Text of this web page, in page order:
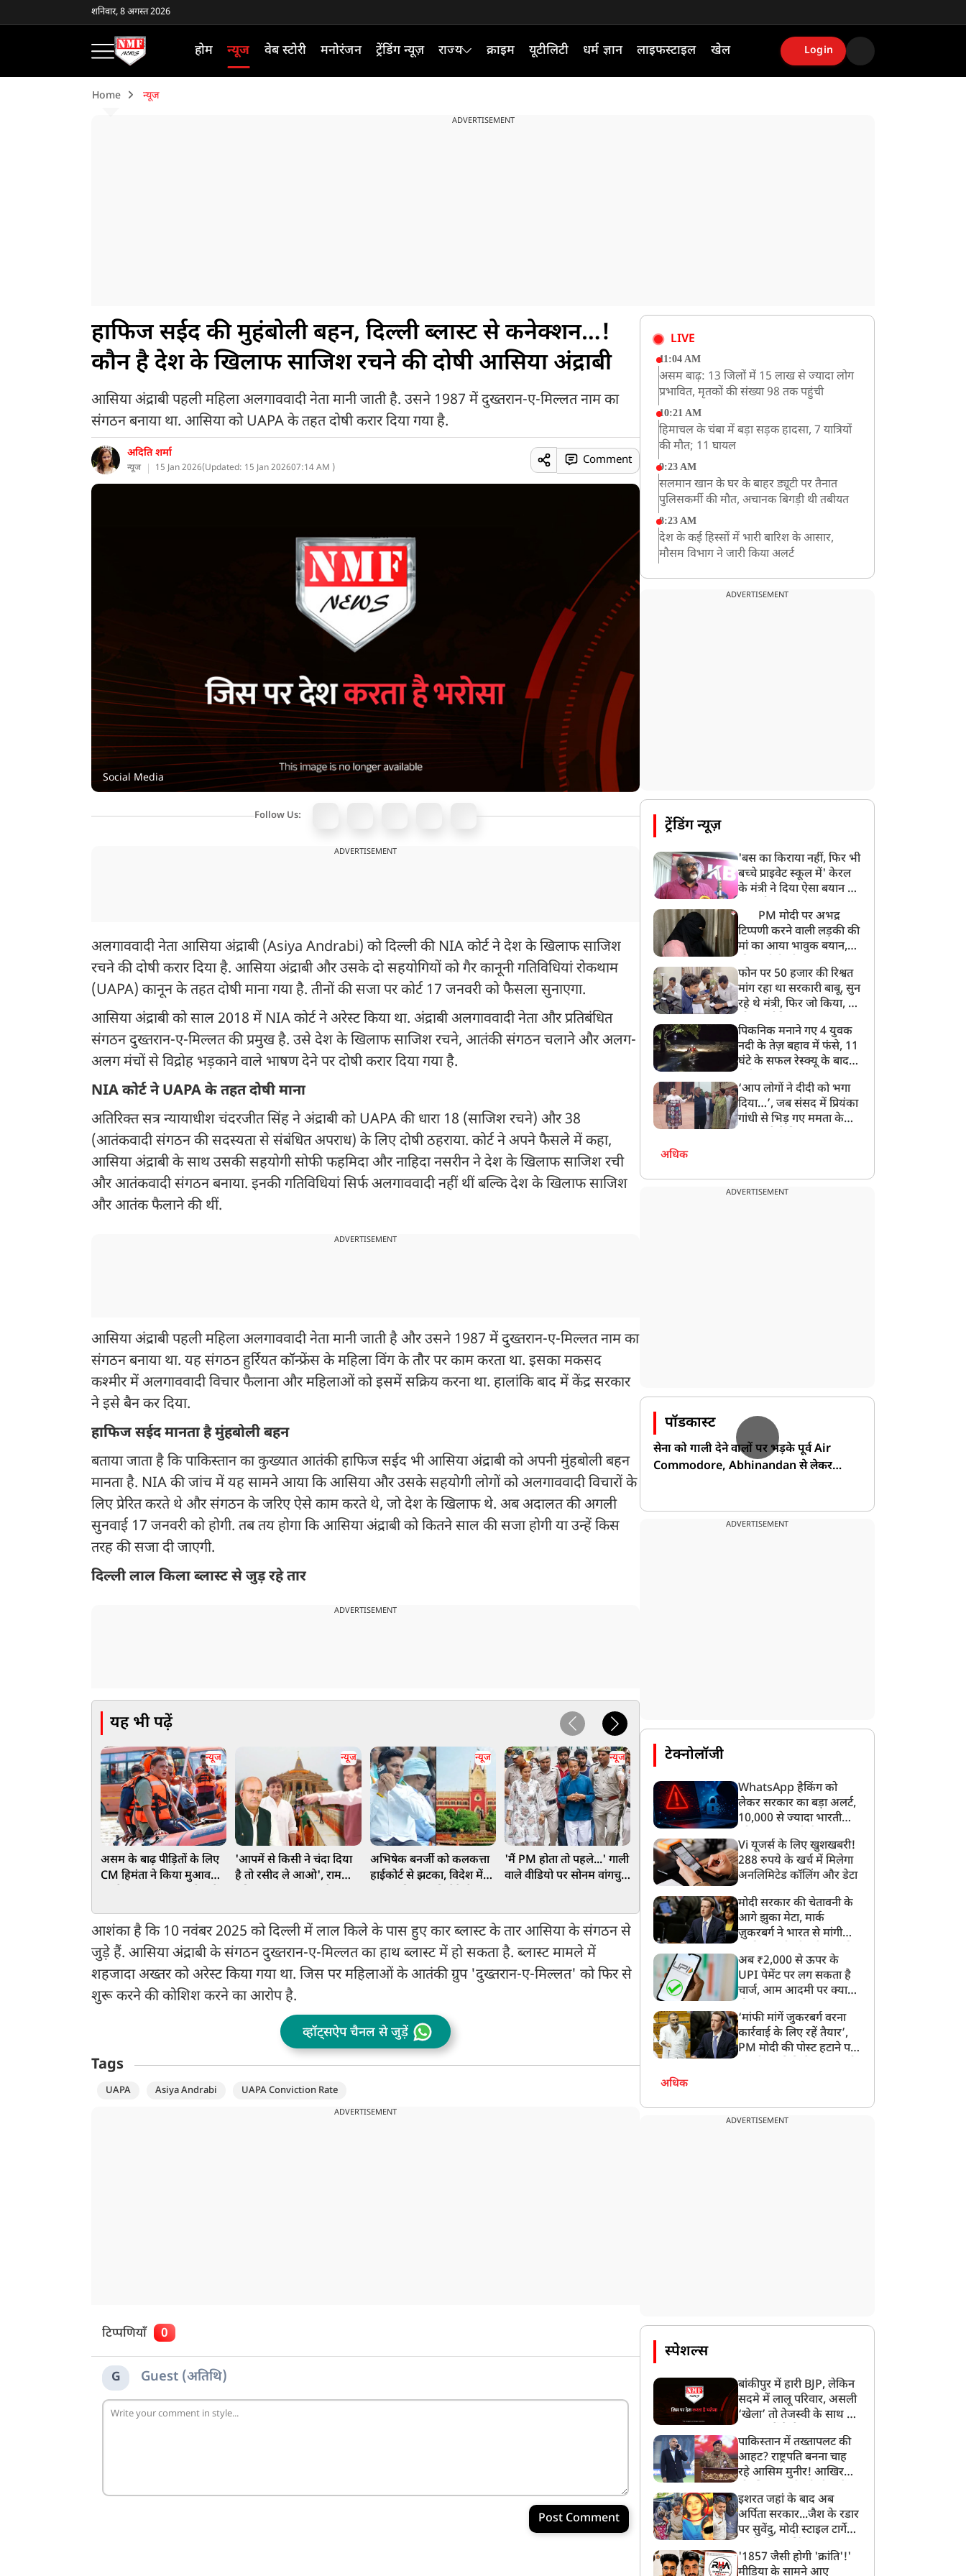
शनिवार, 8 अगस्त 2026
होम न्यूज वेब स्टोरी मनोरंजन ट्रेंडिंग न्यूज़ राज्य क्राइम यूटीलिटी धर्म ज्ञान लाइफस्टाइल खेल Login
Home न्यूज
ADVERTISEMENT
हाफिज सईद की मुहंबोली बहन, दिल्ली ब्लास्ट से कनेक्शन…!
कौन है देश के खिलाफ साजिश रचने की दोषी आसिया अंद्राबी
आसिया अंद्राबी पहली महिला अलगाववादी नेता मानी जाती है. उसने 1987 में दुख्तरान-ए-मिल्लत नाम का
संगठन बनाया था. आसिया को UAPA के तहत दोषी करार दिया गया है.
अदिति शर्मा
न्यूज 15 Jan 2026(Updated: 15 Jan 202607:14 AM )
Comment
Social Media
Follow Us:
ADVERTISEMENT
अलगाववादी नेता आसिया अंद्राबी (Asiya Andrabi) को दिल्ली की NIA कोर्ट ने देश के खिलाफ साजिश
रचने की दोषी करार दिया है. आसिया अंद्राबी और उसके दो सहयोगियों को गैर कानूनी गतिविधियां रोकथाम
(UAPA) कानून के तहत दोषी माना गया है. तीनों की सजा पर कोर्ट 17 जनवरी को फैसला सुनाएगा.
आसिया अंद्राबी को साल 2018 में NIA कोर्ट ने अरेस्ट किया था. अंद्राबी अलगाववादी नेता और प्रतिबंधित
संगठन दुख्तरान-ए-मिल्लत की प्रमुख है. उसे देश के खिलाफ साजिश रचने, आतंकी संगठन चलाने और अलग-
अलग मंचों से विद्रोह भड़काने वाले भाषण देने पर दोषी करार दिया गया है.
NIA कोर्ट ने UAPA के तहत दोषी माना
अतिरिक्त सत्र न्यायाधीश चंदरजीत सिंह ने अंद्राबी को UAPA की धारा 18 (साजिश रचने) और 38
(आतंकवादी संगठन की सदस्यता से संबंधित अपराध) के लिए दोषी ठहराया. कोर्ट ने अपने फैसले में कहा,
आसिया अंद्राबी के साथ उसकी सहयोगी सोफी फहमिदा और नाहिदा नसरीन ने देश के खिलाफ साजिश रची
और आतंकवादी संगठन बनाया. इनकी गतिविधियां सिर्फ अलगाववादी नहीं थीं बल्कि देश के खिलाफ साजिश
और आतंक फैलाने की थीं.
ADVERTISEMENT
आसिया अंद्राबी पहली महिला अलगाववादी नेता मानी जाती है और उसने 1987 में दुख्तरान-ए-मिल्लत नाम का
संगठन बनाया था. यह संगठन हुर्रियत कॉन्फ्रेंस के महिला विंग के तौर पर काम करता था. इसका मकसद
कश्मीर में अलगाववादी विचार फैलाना और महिलाओं को इसमें सक्रिय करना था. हालांकि बाद में केंद्र सरकार
ने इसे बैन कर दिया.
हाफिज सईद मानता है मुंहबोली बहन
बताया जाता है कि पाकिस्तान का कुख्यात आतंकी हाफिज सईद भी आसिया अंद्राबी को अपनी मुंहबोली बहन
मानता है. NIA की जांच में यह सामने आया कि आसिया और उसके सहयोगी लोगों को अलगाववादी विचारों के
लिए प्रेरित करते थे और संगठन के जरिए ऐसे काम करते थे, जो देश के खिलाफ थे. अब अदालत की अगली
सुनवाई 17 जनवरी को होगी. तब तय होगा कि आसिया अंद्राबी को कितने साल की सजा होगी या उन्हें किस
तरह की सजा दी जाएगी.
दिल्ली लाल किला ब्लास्ट से जुड़ रहे तार
ADVERTISEMENT
यह भी पढ़ें
न्यूज
असम के बाढ़ पीड़ितों के लिए
CM हिमंता ने किया मुआवजे
हजार
न्यूज
'आपमें से किसी ने चंदा दिया
है तो रसीद ले आओ', राम
महाना की चुनौती
न्यूज
अभिषेक बनर्जी को कलकत्ता
हाईकोर्ट से झटका, विदेश में
न्यूज
'मैं PM होता तो पहले...' गाली
वाले वीडियो पर सोनम वांगचुक
कोर कमेटी बनते ही CJP में
बवाल, अभिजीत दिपके के घर
धरना, लगाए गंभीर आरोप
मोदी कैबिनेट का बड़ा
फैसला… गुवाहाटी-तेजपुर 4-
मंजूरी, जानें सेना के लिए कैसे
होगा मददगार
आशंका है कि 10 नवंबर 2025 को दिल्ली में लाल किले के पास हुए कार ब्लास्ट के तार आसिया के संगठन से
जुड़े हैं. आसिया अंद्राबी के संगठन दुख्तरान-ए-मिल्लत का हाथ ब्लास्ट में हो सकता है. ब्लास्ट मामले में
शहजादा अख्तर को अरेस्ट किया गया था. जिस पर महिलाओं के आतंकी ग्रुप 'दुख्तरान-ए-मिल्लत' को फिर से
शुरू करने की कोशिश करने का आरोप है.
व्हॉट्सऐप चैनल से जुड़ें
Tags
UAPA Asiya Andrabi UAPA Conviction Rate
ADVERTISEMENT
टिप्पणियाँ 0
G Guest (अतिथि)
Post Comment
LIVE
11:04 AM
असम बाढ़: 13 जिलों में 15 लाख से ज्यादा लोग
प्रभावित, मृतकों की संख्या 98 तक पहुंची
10:21 AM
हिमाचल के चंबा में बड़ा सड़क हादसा, 7 यात्रियों
की मौत; 11 घायल
9:23 AM
सलमान खान के घर के बाहर ड्यूटी पर तैनात
पुलिसकर्मी की मौत, अचानक बिगड़ी थी तबीयत
8:23 AM
देश के कई हिस्सों में भारी बारिश के आसार,
मौसम विभाग ने जारी किया अलर्ट
भारत समेत 5 देशों पर 100% टैरिफ
ADVERTISEMENT
ट्रेंडिंग न्यूज़
'बस का किराया नहीं, फिर भी
बच्चे प्राइवेट स्कूल में' केरल
के मंत्री ने दिया ऐसा बयान की
PM मोदी पर अभद्र
टिप्पणी करने वाली लड़की की
मां का आया भावुक बयान,
बेटी को गोद लें प्रधानमंत्री
फोन पर 50 हजार की रिश्वत
मांग रहा था सरकारी बाबू, सुन
रहे थे मंत्री, फिर जो किया, वो
पिकनिक मनाने गए 4 युवक
नदी के तेज़ बहाव में फंसे, 11
घंटे के सफल रेस्क्यू के बाद
‘आप लोगों ने दीदी को भगा
दिया…’, जब संसद में प्रियंका
गांधी से भिड़ गए ममता के
अधिक
ADVERTISEMENT
पॉडकास्ट
सेना को गाली देने वालों पर भड़के पूर्व Air
Commodore, Abhinandan से लेकर
ADVERTISEMENT
टेक्नोलॉजी
WhatsApp हैकिंग को
लेकर सरकार का बड़ा अलर्ट,
10,000 से ज्यादा भारतीयों
गया
Vi यूजर्स के लिए खुशखबरी!
288 रुपये के खर्च में मिलेगा
अनलिमिटेड कॉलिंग और डेटा
मोदी सरकार की चेतावनी के
आगे झुका मेटा, मार्क
ज़ुकरबर्ग ने भारत से मांगी
अब ₹2,000 से ऊपर के
UPI पेमेंट पर लग सकता है
चार्ज, आम आदमी पर क्या
‘मांफी मांगें जुकरबर्ग वरना
कार्रवाई के लिए रहें तैयार’,
PM मोदी की पोस्ट हटाने पर
अधिक
ADVERTISEMENT
स्पेशल्स
बांकीपुर में हारी BJP, लेकिन
सदमे में लालू परिवार, असली
‘खेला’ तो तेजस्वी के साथ हो
पाकिस्तान में तख्तापलट की
आहट? राष्ट्रपति बनना चाह
रहे आसिम मुनीर! आखिर
बनाया मोहरा?
इशरत जहां के बाद अब
अर्पिता सरकार...जैश के रडार
पर सुवेंदु, मोदी स्टाइल टार्गेट
बड़ा एक्शन!
'1857 जैसी होगी 'क्रांति'!'
मीडिया के सामने आए